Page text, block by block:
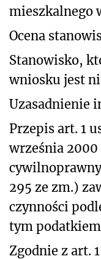
mieszkalnego
Ocena
Stanowisko,
wniosku jest
Uzasadnienie
Przepis art. 1
września 2000
295 ze zm.)
czynności
tym
Zgodnie z art.